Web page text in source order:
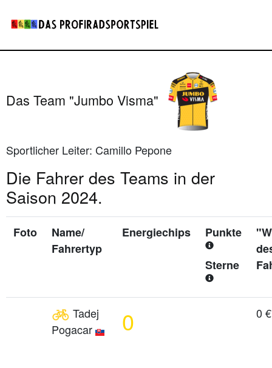
Das Team "Jumbo Visma"
Sportlicher Leiter: Camillo Pepone
Die Fahrer des Teams in der
Saison 2024.
Foto
Name/
Fahrertyp
Energiechips Punkte
Sterne
Tadej
Pogacar
0 0 €